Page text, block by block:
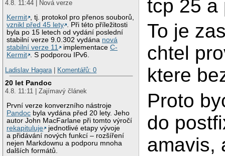
4.8. 11:44 | Nová verze
Kermit , tj. protokol pro přenos souborů,
vznikl před 45 lety . Při této příležitosti
byla po 15 letech od vydání poslední
stabilní verze 9.0.302 vydána nová
stabilní verze 11
implementaceC-
Kermit . S podporou IPv6.
Ladislav Hagara | Komentářů: 0
20 let Pandoc
4.8. 11:11 | Zajímavý článek
První verze konverzního nástroje
Pandoc byla vydána před 20 lety. Jeho
autor John MacFarlane při tomto výročí
rekapituluje
jednotlivé etapy vývoje
a přidávání nových funkcí – rozšíření
nejen Markdownu a podporu mnoha
dalších formátů.
tcp 25 a
To je
chtel
ktere
Proto
do
amavis,